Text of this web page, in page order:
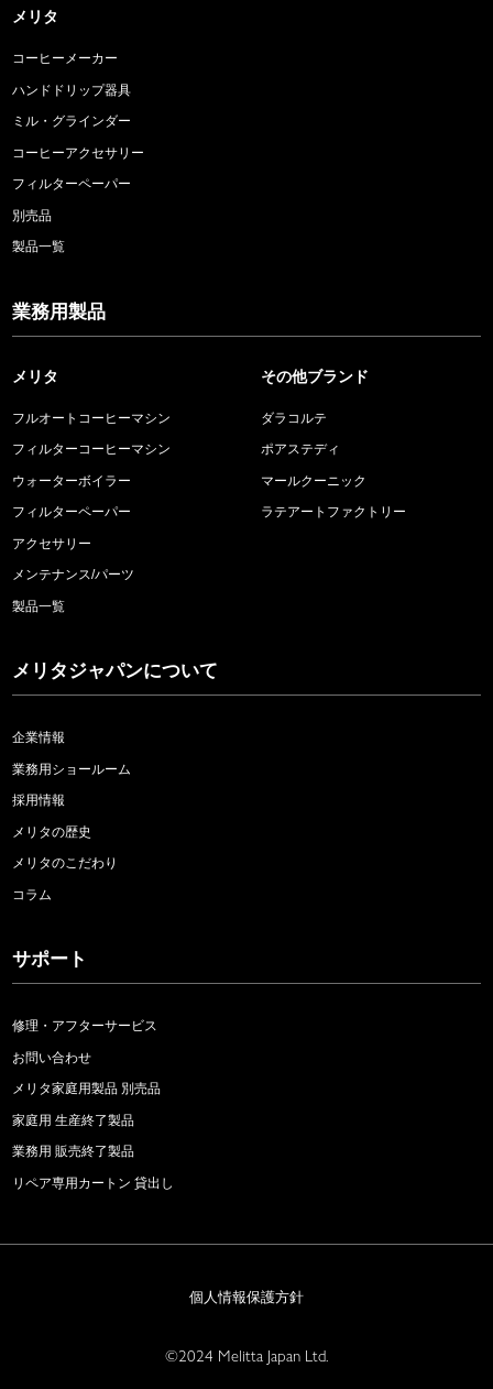
メリタ
コーヒーメーカー
ハンドドリップ器具
ミル・グラインダー
コーヒーアクセサリー
フィルターペーパー
別売品
製品一覧
業務用製品
メリタ
フルオートコーヒーマシン
フィルターコーヒーマシン
ウォーターボイラー
フィルターペーパー
アクセサリー
メンテナンス/パーツ
製品一覧
その他ブランド
ダラコルテ
ポアステディ
マールクーニック
ラテアートファクトリー
メリタジャパンについて
企業情報
業務用ショールーム
採用情報
メリタの歴史
メリタのこだわり
コラム
サポート
修理・アフターサービス
お問い合わせ
メリタ家庭用製品 別売品
家庭用 生産終了製品
業務用 販売終了製品
リペア専用カートン 貸出し
個人情報保護方針
©2024 Melitta Japan Ltd.